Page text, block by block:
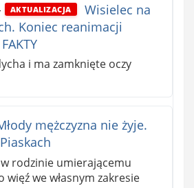
AKTUALIZACJA
Wisielec na
Koniec reanimacji
i ma zamknięte oczy
mężczyzna nie żyje.
rodzinie umierającemu
więź we własnym zakresie